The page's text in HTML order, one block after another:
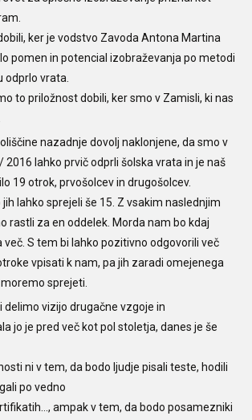
ker je vodstvo Zavoda Antona Martina
pomen in potencial izobraževanja po metodi
vrata.
to priložnost dobili, ker smo v Zamisli, ki nas
nazadnje dovolj naklonjene, da smo v
2016 lahko prvič odprli šolska vrata in je naš
19 otrok, prvošolcev in drugošolcev.
lahko sprejeli še 15. Z vsakim naslednjim
rastli za en oddelek. Morda nam bo kdaj
S tem bi lahko pozitivno odgovorili več
vpisati k nam, pa jih zaradi omejenega
sprejeti.
delimo vizijo drugačne vzgoje in
jo je pred več kot pol stoletja, danes je še
ni v tem, da bodo ljudje pisali teste, hodili
po vedno
ampak v tem, da bodo posamezniki